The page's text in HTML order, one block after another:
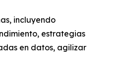
incluyendo
estrategias
en datos, agilizar